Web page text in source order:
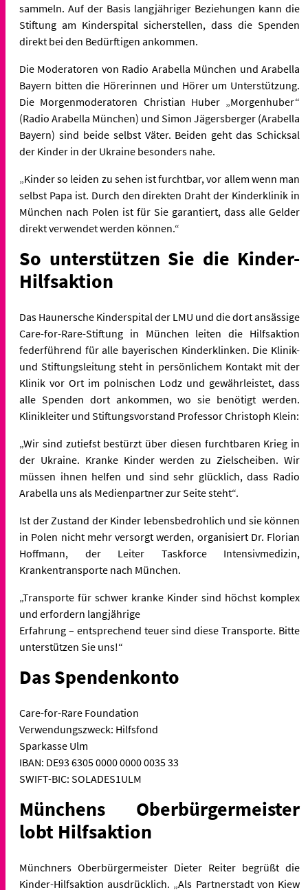
sammeln. Auf der Basis langjähriger Beziehungen kann die
Stiftung am Kinderspital sicherstellen, dass die Spenden
direkt bei den Bedürftigen ankommen.
Die Moderatoren von Radio Arabella München und Arabella
Bayern bitten die Hörerinnen und Hörer um Unterstützung.
Die Morgenmoderatoren Christian Huber „Morgenhuber“
(Radio Arabella München) und Simon Jägersberger (Arabella
Bayern) sind beide selbst Väter. Beiden geht das Schicksal
der Kinder in der Ukraine besonders nahe.
„Kinder so leiden zu sehen ist furchtbar, vor allem wenn man
selbst Papa ist. Durch den direkten Draht der Kinderklinik in
München nach Polen ist für Sie garantiert, dass alle Gelder
direkt verwendet werden können.“
So unterstützen Sie die Kinder-
Hilfsaktion
Das Haunersche Kinderspital der LMU und die dort ansässige
Care-for-Rare-Stiftung in München leiten die Hilfsaktion
federführend für alle bayerischen Kinderklinken. Die Klinik-
und Stiftungsleitung steht in persönlichem Kontakt mit der
Klinik vor Ort im polnischen Lodz und gewährleistet, dass
alle Spenden dort ankommen, wo sie benötigt werden.
Klinikleiter und Stiftungsvorstand Professor Christoph Klein:
„Wir sind zutiefst bestürzt über diesen furchtbaren Krieg in
der Ukraine. Kranke Kinder werden zu Zielscheiben. Wir
müssen ihnen helfen und sind sehr glücklich, dass Radio
Arabella uns als Medienpartner zur Seite steht“.
Ist der Zustand der Kinder lebensbedrohlich und sie können
in Polen nicht mehr versorgt werden, organisiert Dr. Florian
Hoffmann, der Leiter Taskforce Intensivmedizin,
Krankentransporte nach München.
„Transporte für schwer kranke Kinder sind höchst komplex
und erfordern langjährige
Erfahrung – entsprechend teuer sind diese Transporte. Bitte
unterstützen Sie uns!“
Das Spendenkonto
Care-for-Rare Foundation
Verwendungszweck: Hilfsfond
Sparkasse Ulm
IBAN: DE93 6305 0000 0000 0035 33
SWIFT-BIC: SOLADES1ULM
Münchens Oberbürgermeister
lobt Hilfsaktion
Münchners Oberbürgermeister Dieter Reiter begrüßt die
Kinder-Hilfsaktion ausdrücklich. „Als Partnerstadt von Kiew